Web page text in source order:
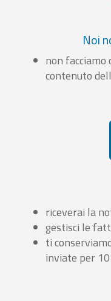
Noi
non
contenuto
riceverai la
gestisci le
ti
inviate per